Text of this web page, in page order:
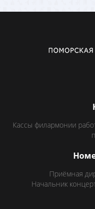
Кассы филармонии
Приёмная
Начальник